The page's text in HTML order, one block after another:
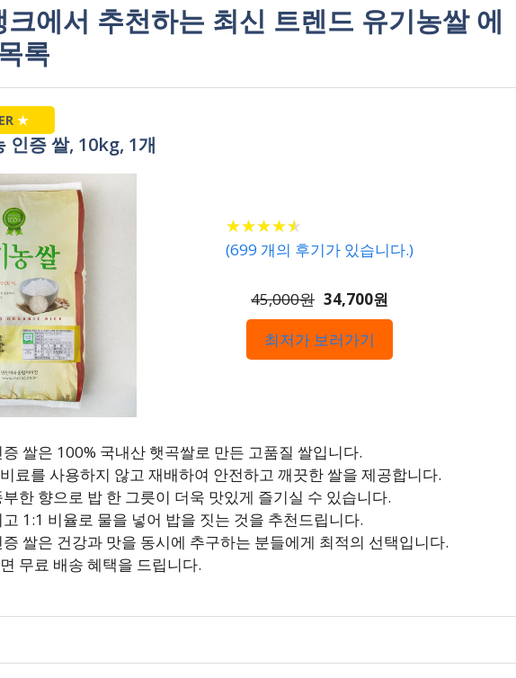
에서 추천하는 최신 트렌드 유기농쌀 에
록
★
인증 쌀, 10kg, 1개
★★★★★
★★★★★
(699 개의 후기가 있습니다.)
45,000원 34,700원
최저가 보러가기
쌀은 100% 국내산 햇곡쌀로 만든 고품질 쌀입니다.
료를 사용하지 않고 재배하여 안전하고 깨끗한 쌀을 제공합니다.
한 향으로 밥 한 그릇이 더욱 맛있게 즐기실 수 있습니다.
1:1 비율로 물을 넣어 밥을 짓는 것을 추천드립니다.
쌀은 건강과 맛을 동시에 추구하는 분들에게 최적의 선택입니다.
무료 배송 혜택을 드립니다.